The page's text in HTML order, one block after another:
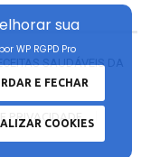
SAUDÁVEIS DA
sua
E FECHAR
COOKIES
WP RGPD Pro